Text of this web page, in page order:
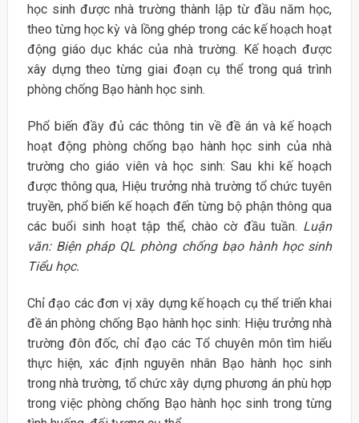
học sinh được nhà trường thành lập từ đầu năm học,
theo từng học kỳ và lồng ghép trong các kế hoạch hoạt
động giáo dục khác của nhà trường. Kế hoạch được
xây dựng theo từng giai đoạn cụ thể trong quá trình
phòng chống Bạo hành học sinh.
Phổ biến đầy đủ các thông tin về đề án và kế hoạch
hoạt động phòng chống bạo hành học sinh của nhà
trường cho giáo viên và học sinh: Sau khi kế hoạch
được thông qua, Hiệu trưởng nhà trường tổ chức tuyên
truyền, phổ biến kế hoạch đến từng bộ phận thông qua
các buổi sinh hoạt tập thể, chào cờ đầu tuần. Luận
văn: Biện pháp QL phòng chống bạo hành học sinh
Tiểu học.
Chỉ đạo các đơn vị xây dựng kế hoạch cụ thể triển khai
đề án phòng chống Bạo hành học sinh: Hiệu trưởng nhà
trường đôn đốc, chỉ đạo các Tổ chuyên môn tìm hiểu
thực hiện, xác định nguyên nhân Bạo hành học sinh
trong nhà trường, tổ chức xây dựng phương án phù hợp
trong việc phòng chống Bạo hành học sinh trong từng